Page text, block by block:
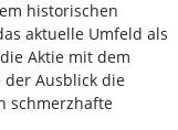
historischen
aktuelle Umfeld als
Aktie mit dem
der Ausblick die
schmerzhafte